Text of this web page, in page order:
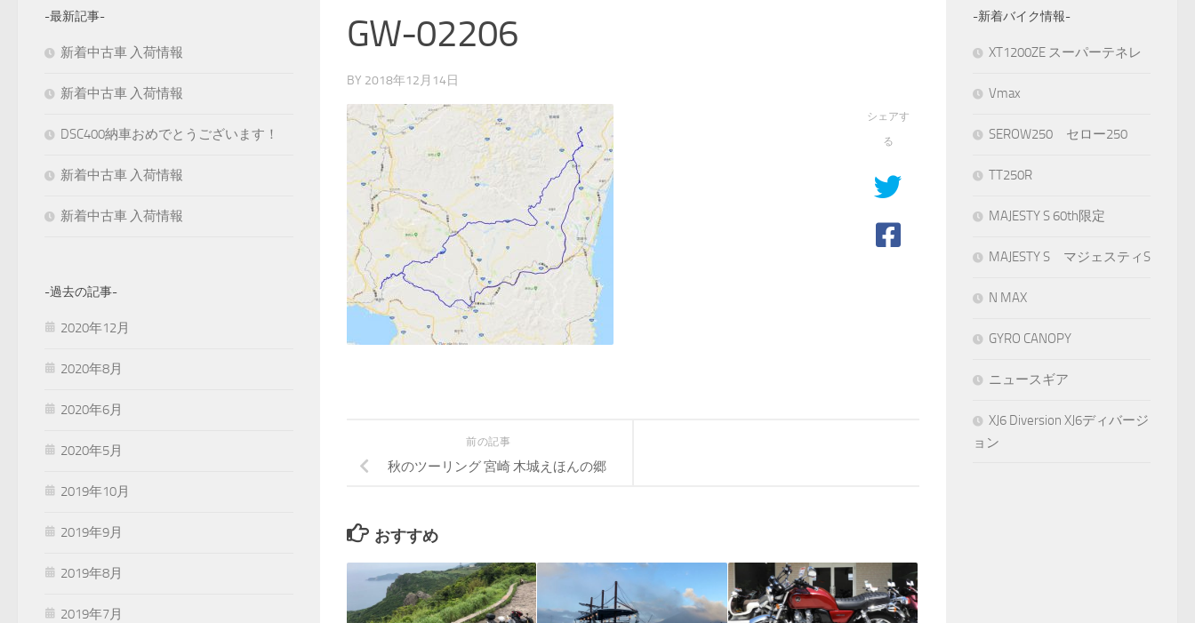
GW-02206
BY 2018年12月14日
シェアす
る
前の記事
秋のツーリング 宮崎 木城えほんの郷
おすすめ
-最新記事-
新着中古車 入荷情報
新着中古車 入荷情報
DSC400納車おめでとうございます！
新着中古車 入荷情報
新着中古車 入荷情報
-過去の記事-
2020年12月
2020年8月
2020年6月
2020年5月
2019年10月
2019年9月
2019年8月
2019年7月
-新着バイク情報-
XT1200ZE スーパーテネレ
Vmax
SEROW250 セロー250
TT250R
MAJESTY S 60th限定
MAJESTY S マジェスティS
N MAX
GYRO CANOPY
ニュースギア
XJ6 Diversion XJ6ディバージ
ョン